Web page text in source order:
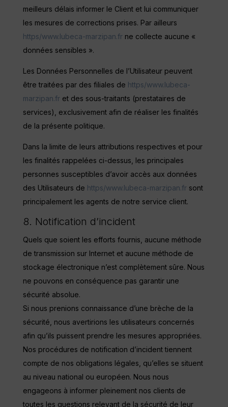
meilleurs délais informer le Client et lui communiquer
les mesures de corrections prises. Par ailleurs
https/www.lubeca-marzipan.frne collecte aucune «
données sensibles ».
Les Données Personnelles de l’Utilisateur peuvent
être traitées par des filiales de https/www.lubeca-
marzipan.fret des sous-traitants (prestataires de
services), exclusivement afin de réaliser les finalités
de la présente politique.
Dans la limite de leurs attributions respectives et pour
les finalités rappelées ci-dessus, les principales
personnes susceptibles d’avoir accès aux données
des Utilisateurs de https/www.lubeca-marzipan.frsont
principalement les agents de notre service client.
8. Notification d’incident
Quels que soient les efforts fournis, aucune méthode
de transmission sur Internet et aucune méthode de
stockage électronique n’est complètement sûre. Nous
ne pouvons en conséquence pas garantir une
sécurité absolue.
Si nous prenions connaissance d’une brèche de la
sécurité, nous avertirions les utilisateurs concernés
afin qu’ils puissent prendre les mesures appropriées.
Nos procédures de notification d’incident tiennent
compte de nos obligations légales, qu’elles se situent
au niveau national ou européen. Nous nous
engageons à informer pleinement nos clients de
toutes les questions relevant de la sécurité de leur